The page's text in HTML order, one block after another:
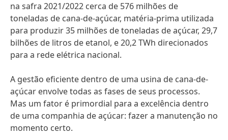
na safra 2021/2022 cerca de 576 milhões de
toneladas de cana-de-açúcar, matéria-prima utilizada
para produzir 35 milhões de toneladas de açúcar, 29,7
bilhões de litros de etanol, e 20,2 TWh direcionados
para a rede elétrica nacional.
A gestão eficiente dentro de uma usina de cana-de-
açúcar envolve todas as fases de seus processos.
Mas um fator é primordial para a excelência dentro
de uma companhia de açúcar: fazer a manutenção no
momento certo.